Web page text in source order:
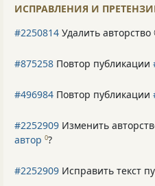
ИСПРАВЛЕНИЯ И
#2250814 Удалить
#875258 Повтор публикации
#496984 Повтор публикации
#2252909 Изменить
автор 0?
#2252909 Исправить текст